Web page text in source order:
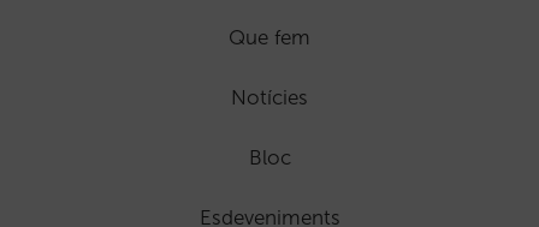
Que fem
Notícies
Bloc
Esdeveniments